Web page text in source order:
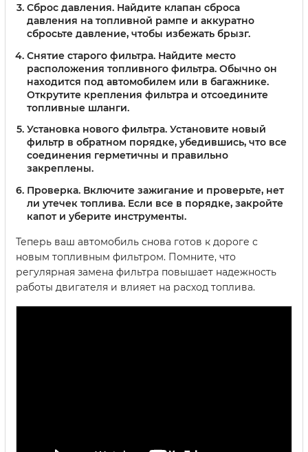
Сброс давления. Найдите клапан сброса
давления на топливной рампе и аккуратно
сбросьте давление, чтобы избежать брызг.
Снятие старого фильтра. Найдите место
расположения топливного фильтра. Обычно он
находится под автомобилем или в багажнике.
Открутите крепления фильтра и отсоедините
топливные шланги.
Установка нового фильтра. Установите новый
фильтр в обратном порядке, убедившись, что все
соединения герметичны и правильно
закреплены.
Проверка. Включите зажигание и проверьте, нет
ли утечек топлива. Если все в порядке, закройте
капот и уберите инструменты.
Теперь ваш автомобиль снова готов к дороге с
новым топливным фильтром. Помните, что
регулярная замена фильтра повышает надежность
работы двигателя и влияет на расход топлива.